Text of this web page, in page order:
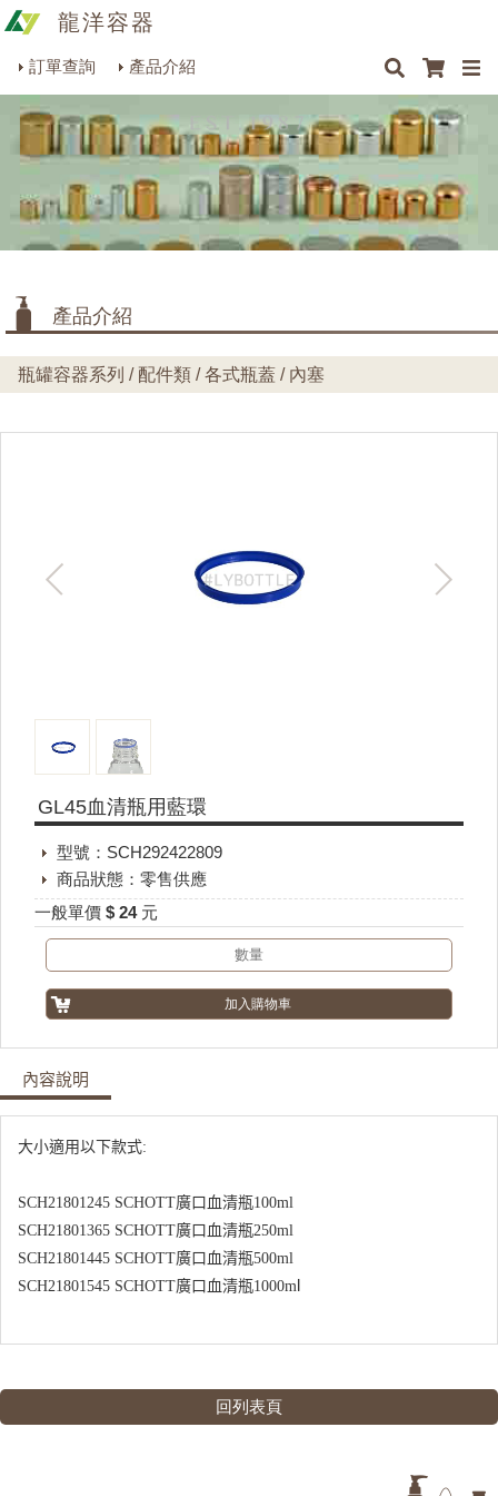
龍洋容器
訂單查詢
產品介紹
商品搜尋
烘焙器皿系列
餐飲器具系列
生活雜貨系列
美容用品系列
最新消息 聯絡我們
產品介紹
瓶罐容器系列 / 配件類 / 各式瓶蓋 / 內塞
GL45血清瓶用藍環
型號：SCH292422809
商品狀態：零售供應
一般單價 $ 24 元
內容說明
大小適用以下款式:
SCH21801245 SCHOTT廣口血清瓶100ml
SCH21801365 SCHOTT廣口血清瓶​250ml
​SCH21801445 SCHOTT廣口血清瓶​500ml
​SCH21801545 SCHOTT廣口血清瓶​1000ml
回列表頁